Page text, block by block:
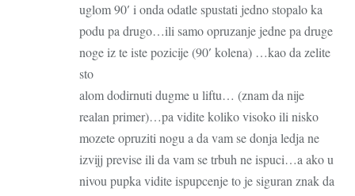
uglom 90′ i onda odatle spustati jedno stopalo ka
podu pa drugo…ili samo opruzanje jedne pa druge
noge iz te iste pozicije (90′ kolena) …kao da zelite
sto
alom dodirnuti dugme u liftu… (znam da nije
realan primer)…pa vidite koliko visoko ili nisko
mozete opruziti nogu a da vam se donja ledja ne
izvijj previse ili da vam se trbuh ne ispuci…a ako u
nivou pupka vidite ispupcenje to je siguran znak da